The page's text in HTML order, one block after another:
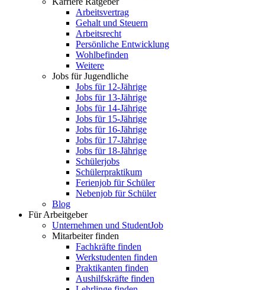
Arbeitsvertrag
Gehalt und Steuern
Arbeitsrecht
Persönliche Entwicklung
Wohlbefinden
Weitere
Jobs für Jugendliche
Jobs für 12-Jährige
Jobs für 13-Jährige
Jobs für 14-Jährige
Jobs für 15-Jährige
Jobs für 16-Jährige
Jobs für 17-Jährige
Jobs für 18-Jährige
Schülerjobs
Schülerpraktikum
Ferienjob für Schüler
Nebenjob für Schüler
Blog
Für Arbeitgeber
Unternehmen und StudentJob
Mitarbeiter finden
Fachkräfte finden
Werkstudenten finden
Praktikanten finden
Aushilfskräfte finden